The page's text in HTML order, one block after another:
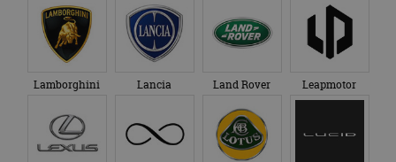
Lamborghini Lancia Land Rover Leapmotor